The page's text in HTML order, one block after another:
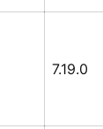
7.19.0